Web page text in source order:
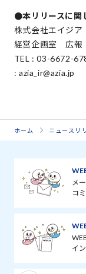
●本リリースに関
株式会社エイジア
経営企画室 広
TEL : 03-6672-
: azia_ir@azia.jp
ホーム ニュースリ
メ
コ
イ